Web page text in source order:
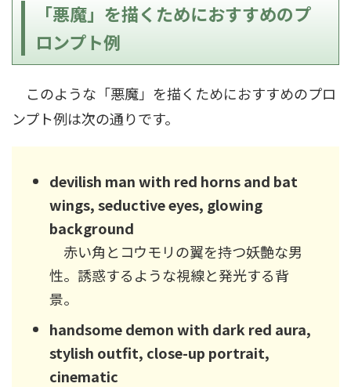
「悪魔」を描くためにおすすめのプ
ロンプト例
このような「悪魔」を描くためにおすすめのプロ
ンプト例は次の通りです。
devilish man with red horns and bat
wings, seductive eyes, glowing
background
赤い角とコウモリの翼を持つ妖艶な男
性。誘惑するような視線と発光する背
景。
handsome demon with dark red aura,
stylish outfit, close-up portrait,
cinematic